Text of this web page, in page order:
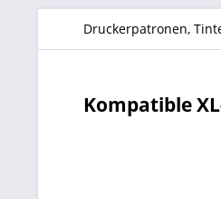
Druckerpatronen,
Kompatible